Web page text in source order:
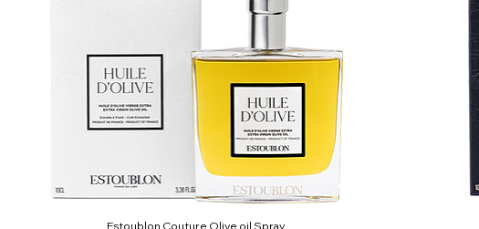
Estoublon Couture Olive oil Spray